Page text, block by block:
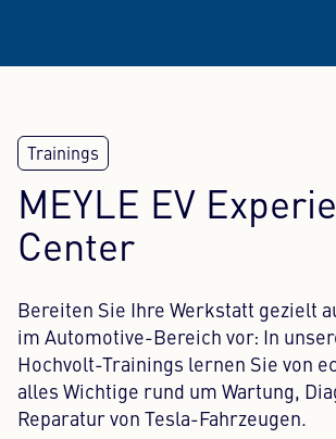
MEYLE EV
Center
Bereiten Sie Ihre Werkstatt gezielt
im Automotive-Bereich vor: In
Hochvolt-Trainings lernen Sie von
alles Wichtige rund um Wartung,
Reparatur von Tesla-Fahrzeugen.